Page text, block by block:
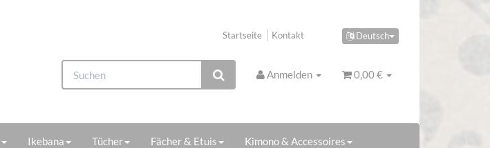
Deutsch
Startseite Kontakt
Anmelden 0,00 €
Ikebana Tücher Fächer & Etuis Kimono & Accessoires